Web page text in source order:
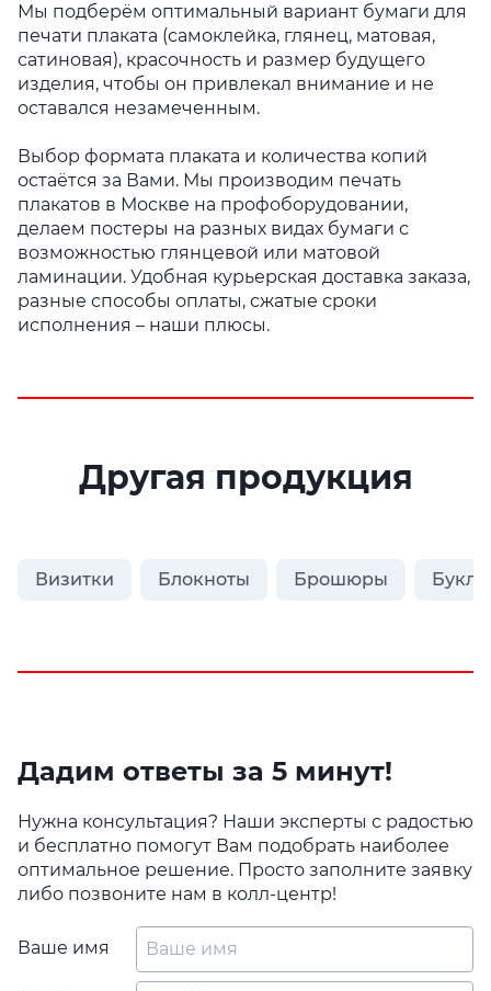
Мы подберём оптимальный вариант бумаги для
печати плаката (самоклейка, глянец, матовая,
сатиновая), красочность и размер будущего
изделия, чтобы он привлекал внимание и не
оставался незамеченным.
Выбор формата плаката и количества копий
остаётся за Вами. Мы производим печать
плакатов в Москве на профоборудовании,
делаем постеры на разных видах бумаги с
возможностью глянцевой или матовой
ламинации. Удобная курьерская доставка заказа,
разные способы оплаты, сжатые сроки
исполнения – наши плюсы.
Другая продукция
Визитки Блокноты Брошюры
Дадим ответы за 5 минут!
Нужна консультация? Наши эксперты с радостью
и бесплатно помогут Вам подобрать наиболее
оптимальное решение. Просто заполните заявку
либо позвоните нам в колл-центр!
Ваше имя